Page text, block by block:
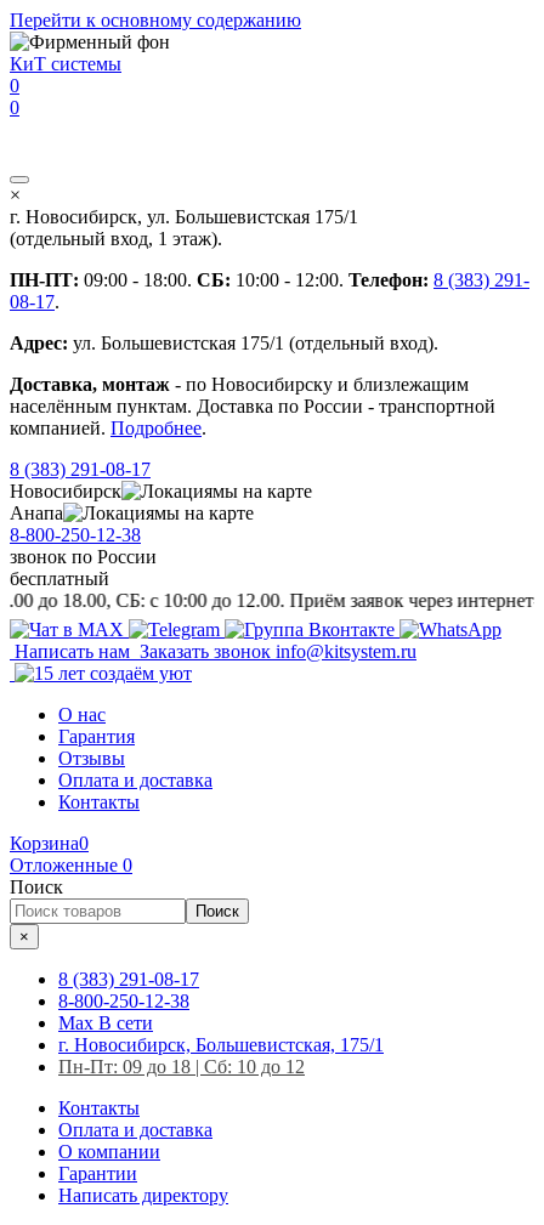
Перейти к основному содержанию
КиТ системы
0
0
×
г. Новосибирск, ул. Большевистская 175/1
(отдельный вход, 1 этаж).
ПН-ПТ: 09:00 - 18:00. СБ: 10:00 - 12:00. Телефон: 8 (383) 291-
08-17.
Адрес: ул. Большевистская 175/1 (отдельный вход).
Доставка, монтаж - по Новосибирску и близлежащим
населённым пунктам. Доставка по России - транспортной
компанией. Подробнее.
8 (383) 291-08-17
Новосибирск
мы на карте
Анапа
мы на карте
8-800-250-12-38
звонок по России
бесплатный
СБ: c 10:00 до 12.00. Приём заявок через интернет-магазин
Написать нам Заказать звонок info@kitsystem.ru
О нас
Гарантия
Отзывы
Оплата и доставка
Контакты
Корзина0
Отложенные 0
Поиск
Поиск
×
8 (383) 291-08-17
8-800-250-12-38
Max В сети
г. Новосибирск, Большевистская, 175/1
Пн-Пт: 09 до 18 | Сб: 10 до 12
Контакты
Оплата и доставка
О компании
Гарантии
Написать директору